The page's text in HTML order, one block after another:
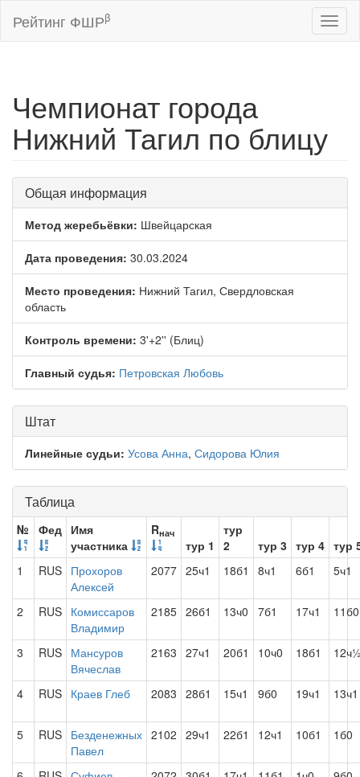
Рейтинг ФШРβ
Чемпионат города
Нижний Тагил по блицу
Общая информация
Метод жеребьёвки: Швейцарская
Дата проведения: 30.03.2024
Место проведения: Нижний Тагил, Свердловская
область
Контроль времени: 3'+2'' (Блиц)
Главный судья: Петровская Любовь
Штат
Линейные судьи: Усова Анна, Сидорова Юлия
Таблица
№ Фед Имя
участника
Rнач
тур 1
тур
2
тур 3 тур 4 тур
1
RUS Прохоров
Алексей
2077 25ч1 18б1 8ч1 6б1 5ч1
2 RUS Комиссаров
Владимир
2185 26б1 13ч0 7б1 17ч1 11б0
3 RUS Мансуров
Вячеслав
2163 27ч1 20б1 10ч0 18б1
4 RUS Краев Глеб 2083 28б1 15ч1 9б0 19ч1 13ч1
5 RUS Безденежных
Павел
2102 29ч1 22б1 12ч1 10б1 1б0